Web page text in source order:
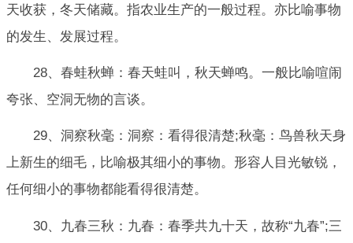
天收获，冬天储藏。指农业生产的一般过程。亦比喻事物
的发生、发展过程。
28、春蛙秋蝉：春天蛙叫，秋天蝉鸣。一般比喻喧闹
夸张、空洞无物的言谈。
29、洞察秋毫：洞察：看得很清楚;秋毫：鸟兽秋天身
上新生的细毛，比喻极其细小的事物。形容人目光敏锐，
任何细小的事物都能看得很清楚。
30、九春三秋：九春：春季共九十天，故称“九春”;三